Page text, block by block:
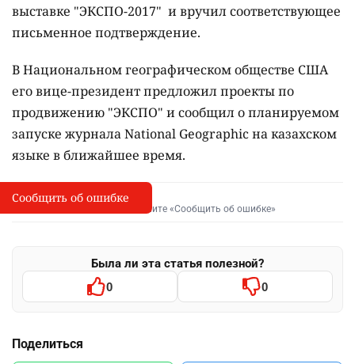
выставке "ЭКСПО-2017" и вручил соответствующее
письменное подтверждение.
В Национальном географическом обществе США
его вице-президент предложил проекты по
продвижению "ЭКСПО" и сообщил о планируемом
запуске журнала National Geographic на казахском
языке в ближайшее время.
I
Сообщить об опечатке
Выделите фрагмент и нажмите «Сообщить об ошибке»
Была ли эта статья полезной?
0 0
Поделиться
Сообщить об ошибке